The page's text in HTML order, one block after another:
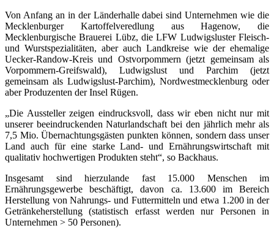
Von Anfang an in der Länderhalle dabei sind Unternehmen wie die
Mecklenburger Kartoffelveredlung aus Hagenow, die
Mecklenburgische Brauerei Lübz, die LFW Ludwigsluster Fleisch-
und Wurstspezialitäten, aber auch Landkreise wie der ehemalige
Uecker-Randow-Kreis und Ostvorpommern (jetzt gemeinsam als
Vorpommern-Greifswald), Ludwigslust und Parchim (jetzt
gemeinsam als Ludwigslust-Parchim), Nordwestmecklenburg oder
aber Produzenten der Insel Rügen.
„Die Aussteller zeigen eindrucksvoll, dass wir eben nicht nur mit
unserer beeindruckenden Naturlandschaft bei den jährlich mehr als
7,5 Mio. Übernachtungsgästen punkten können, sondern dass unser
Land auch für eine starke Land- und Ernährungswirtschaft mit
qualitativ hochwertigen Produkten steht“, so Backhaus.
Insgesamt sind hierzulande fast 15.000 Menschen im
Ernährungsgewerbe beschäftigt, davon ca. 13.600 im Bereich
Herstellung von Nahrungs- und Futtermitteln und etwa 1.200 in der
Getränkeherstellung (statistisch erfasst werden nur Personen in
Unternehmen > 50 Personen).